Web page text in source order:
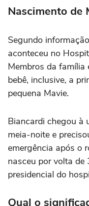
Nascimento de
Segundo
aconteceu no
Membros da família
bebê, inclusive, a
pequena Mavie.
Biancardi chegou à
meia-noite e
emergência após o
nasceu por volta de
presidencial do
Qual o